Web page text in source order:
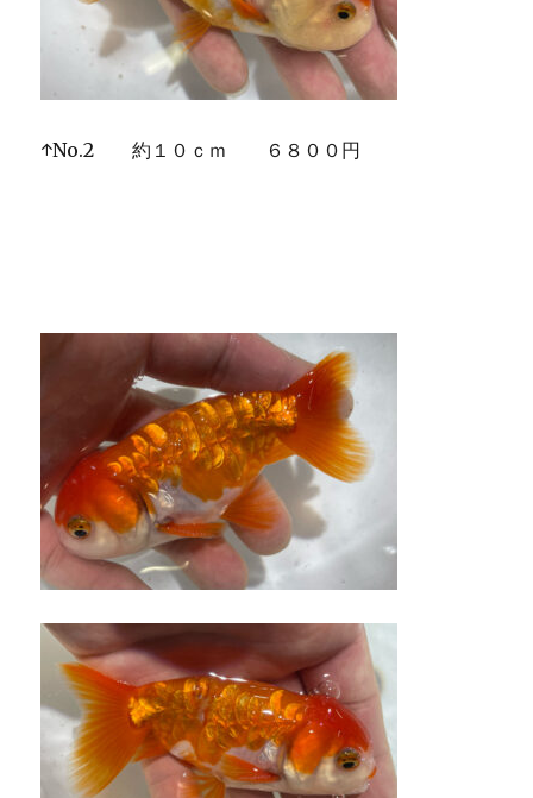
↑No.2 約１０ｃｍ ６８００円